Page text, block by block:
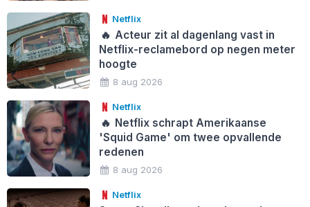
Netflix
🔥 Acteur zit al dagenlang vast in
Netflix-reclamebord op negen meter
hoogte
8 aug 2026
Netflix
🔥 Netflix schrapt Amerikaanse
'Squid Game' om twee opvallende
redenen
8 aug 2026
Netflix